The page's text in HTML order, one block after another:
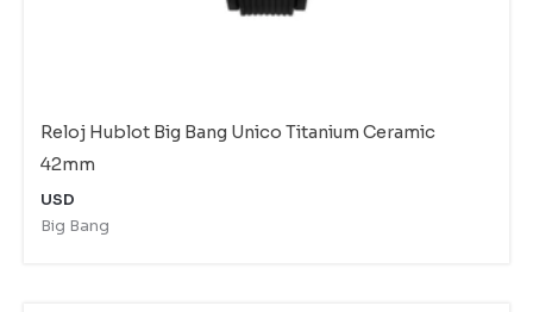
Reloj Hublot Big Bang Unico Titanium Ceramic
42mm
USD
Big Bang